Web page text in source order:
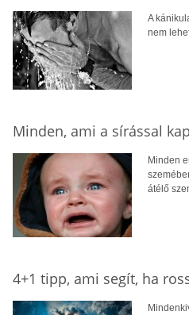
A
nem
Minden, ami a sírással
Minden
átélő
4+1 tipp, ami segít, ha